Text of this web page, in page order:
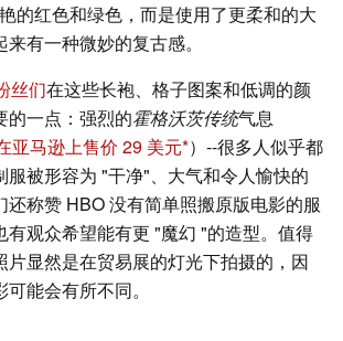
的红色和绿色，而是使用了更柔和的大
有一种微妙的复古感。
丝们在这些长袍、格子图案和低调的颜
的一点：强烈的霍格沃茨传统气息
亚马逊上售价 29 美元 ）--很多人似乎都
服被形容为 "干净"、大气和令人愉快的
还称赞 HBO 没有简单照搬原版电影的服
有观众希望能有更 "魔幻 "的造型。值得
片显然是在贸易展的灯光下拍摄的，因
能会有所不同。